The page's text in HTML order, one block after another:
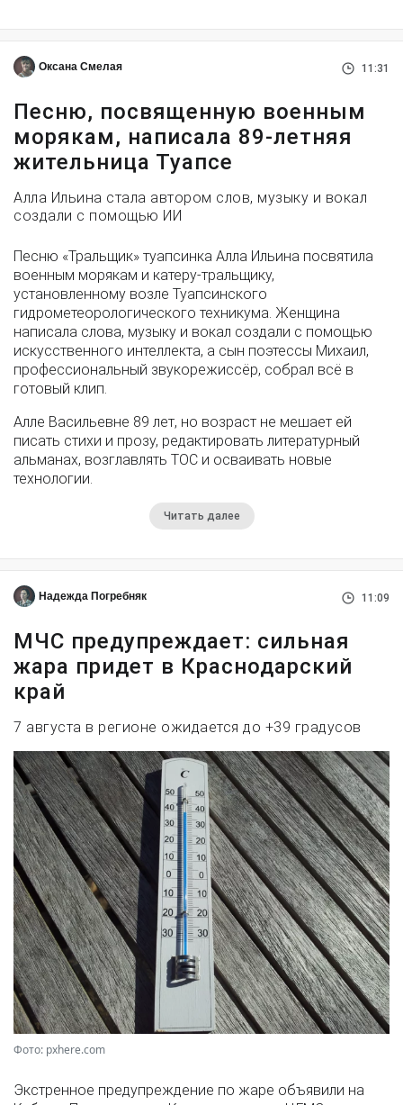
Оксана Смелая 11:31
Песню, посвященную военным
морякам, написала 89-летняя
жительница Туапсе
Алла Ильина стала автором слов, музыку и вокал
создали с помощью ИИ
Песню «Тральщик» туапсинка Алла Ильина посвятила
военным морякам и катеру-тральщику,
установленному возле Туапсинского
гидрометеорологического техникума. Женщина
написала слова, музыку и вокал создали с помощью
искусственного интеллекта, а сын поэтессы Михаил,
профессиональный звукорежиссёр, собрал всё в
готовый клип.
Алле Васильевне 89 лет, но возраст не мешает ей
писать стихи и прозу, редактировать литературный
альманах, возглавлять ТОС и осваивать новые
технологии.
Читать далее
Надежда Погребняк 11:09
МЧС предупреждает: сильная
жара придет в Краснодарский
край
7 августа в регионе ожидается до +39 градусов
Фото: pxhere.com
Экстренное предупреждение по жаре объявили на